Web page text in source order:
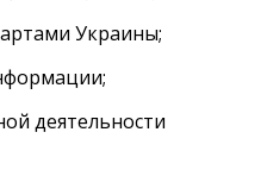
Украины;
деятельности